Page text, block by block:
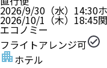
2026/9/30（水） 14:30
2026/10/1（木） 18:45
エコノミー
フライトアレンジ可
ホテル